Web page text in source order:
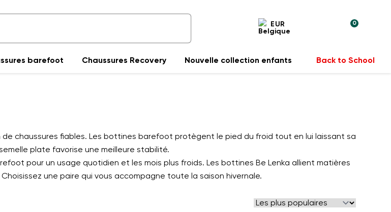
EUR 0
barefoot Chaussures Recovery Nouvelle collection enfants Back to School
chaussures fiables. Les bottines barefoot protègent le pied du froid tout en lui laissant sa
plate favorise une meilleure stabilité.
pour un usage quotidien et les mois plus froids. Les bottines Be Lenka allient matières
une paire qui vous accompagne toute la saison hivernale.